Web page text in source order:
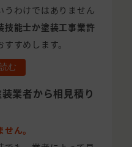
うわけではありません
技能士か塗装工事業許
すめします。
む
業者から相見積り
ん。